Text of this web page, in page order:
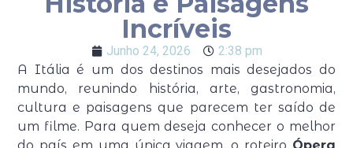
Incríveis
Junho 24, 2026
2:38 pm
A Itália é um dos destinos mais desejados do
mundo, reunindo história, arte, gastronomia,
cultura e paisagens que parecem ter saído de
um filme. Para quem deseja conhecer o melhor